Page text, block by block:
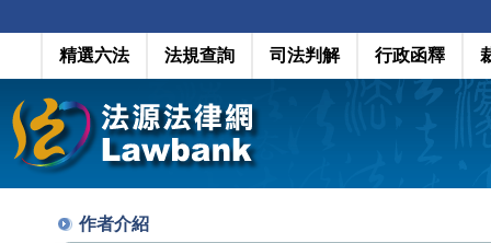
精選六法 法規查詢 司法判解 行政函釋
作者介紹